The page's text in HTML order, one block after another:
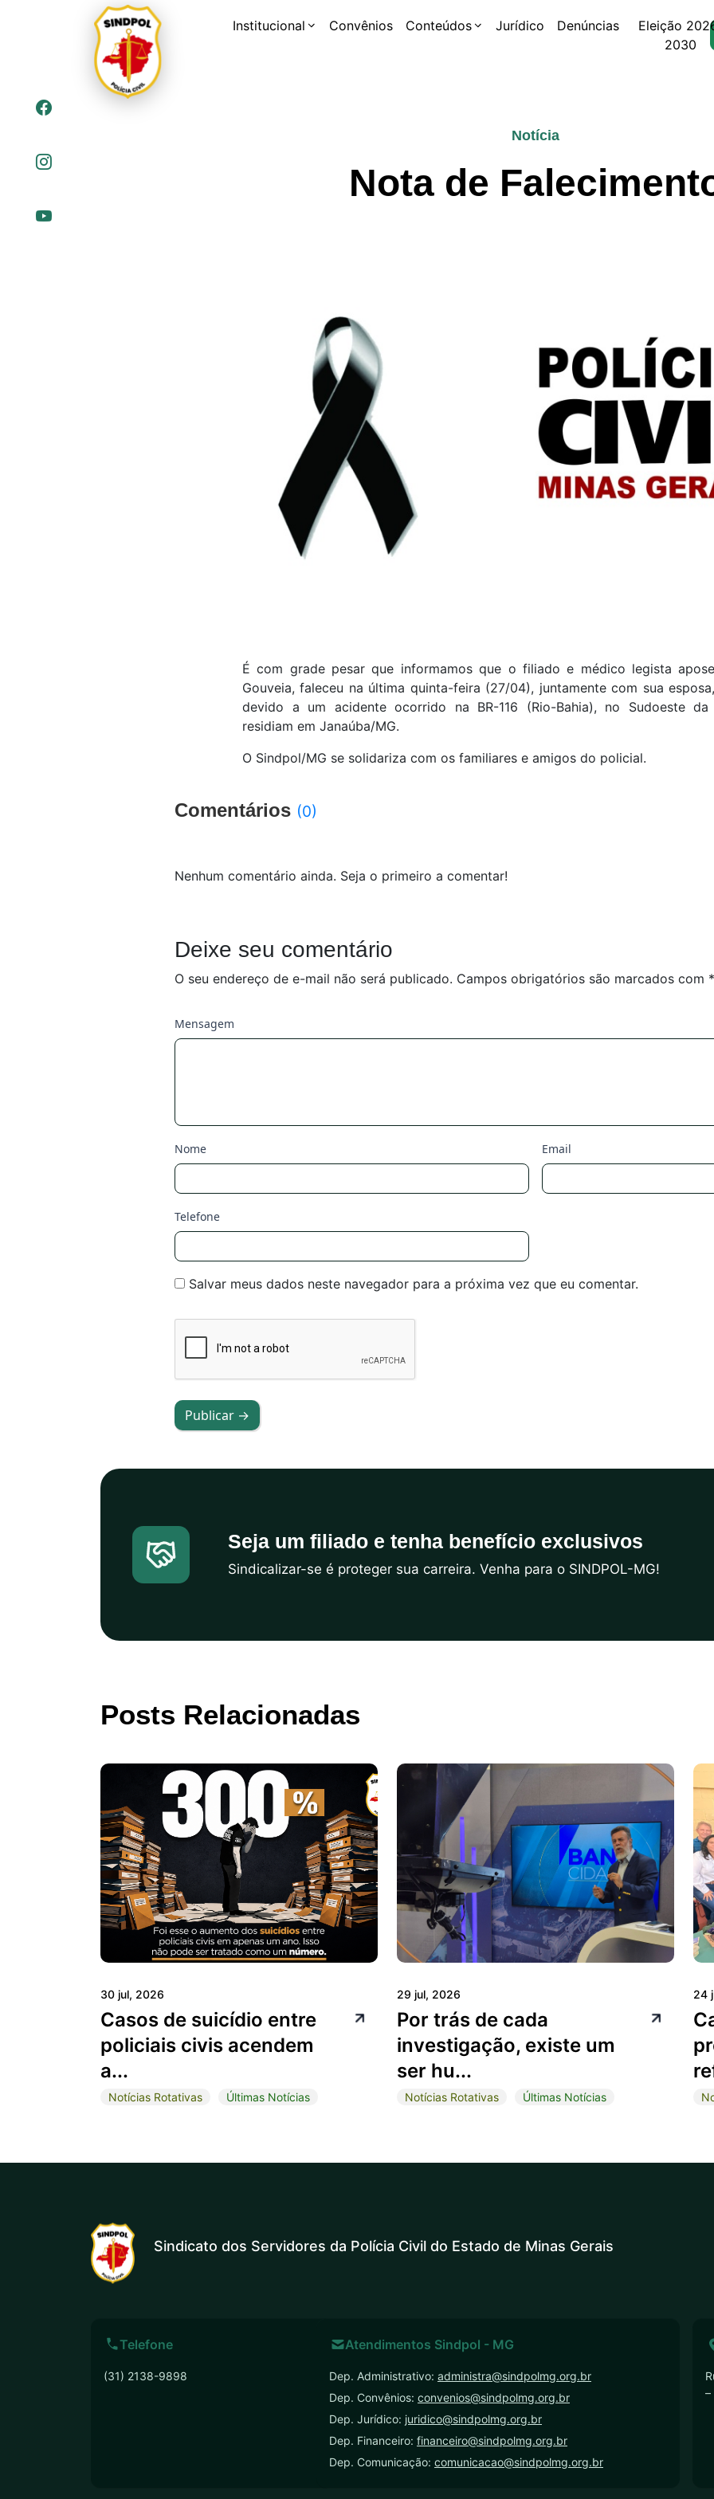
Institucional Convênios Conteúdos Jurídico Denúncias
Eleição
2030
Notícia
Nota de
É com grade pesar que informamos que o filiado e médico legista
Gouveia, faleceu na última quinta-feira (27/04), juntamente com sua
devido a um acidente ocorrido na BR-116 (Rio-Bahia), no Sudoeste da
residiam em Janaúba/MG.
O Sindpol/MG se solidariza com os familiares e amigos do policial.
Comentários (0)
Nenhum comentário ainda. Seja o primeiro a comentar!
Deixe seu comentário
O seu endereço de e-mail não será publicado. Campos obrigatórios são marcados com *
Mensagem
Nome Email
Telefone
Salvar meus dados neste navegador para a próxima vez que eu comentar.
Publicar →
Seja um filiado e tenha benefício exclusivos
Sindicalizar-se é proteger sua carreira. Venha para o SINDPOL-MG!
Posts Relacionadas
30 jul, 2026
Casos de suicídio entre
policiais civis acendem
a...
Notícias Rotativas Últimas Notícias
29 jul, 2026
Por trás de cada
investigação, existe um
ser hu...
Notícias Rotativas Últimas Notícias
24
Sindicato dos Servidores da Polícia Civil do Estado de Minas Gerais
Telefone
(31) 2138-9898
Atendimentos Sindpol - MG
Dep. Administrativo: administra@sindpolmg.org.br
Dep. Convênios: convenios@sindpolmg.org.br
Dep. Jurídico: juridico@sindpolmg.org.br
Dep. Financeiro: financeiro@sindpolmg.org.br
Dep. Comunicação: comunicacao@sindpolmg.org.br
–